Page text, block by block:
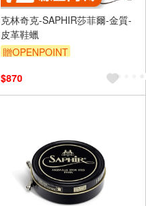
克林奇克-SAPHIR莎菲爾-金質-
皮革鞋蠟
贈OPENPOINT
$870